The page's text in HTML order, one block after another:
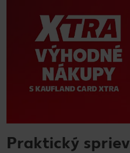
Praktický